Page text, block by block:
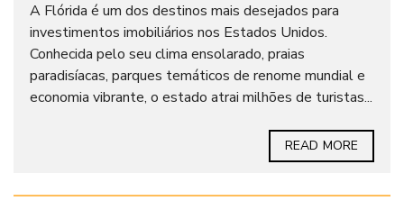
A Flórida é um dos destinos mais desejados para
investimentos imobiliários nos Estados Unidos.
Conhecida pelo seu clima ensolarado, praias
paradisíacas, parques temáticos de renome mundial e
economia vibrante, o estado atrai milhões de turistas...
READ MORE